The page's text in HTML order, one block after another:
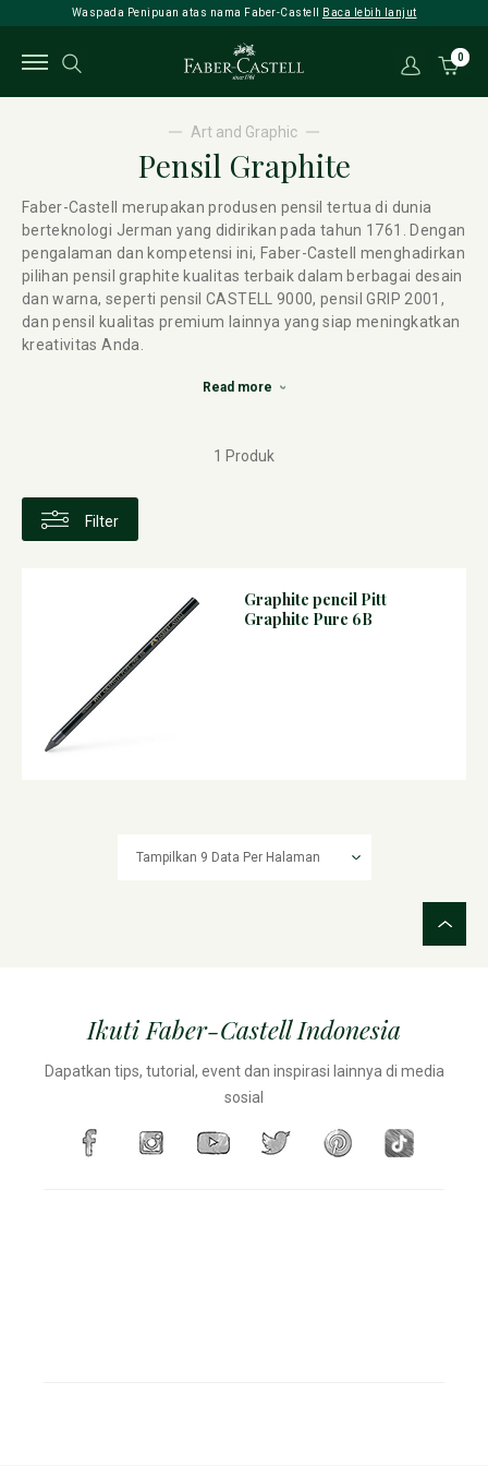
Waspada Penipuan atas nama Faber-Castell Baca lebih lanjut
0
Art and Graphic
Pensil Graphite
Faber-Castell merupakan produsen pensil tertua di dunia
berteknologi Jerman yang didirikan pada tahun 1761. Dengan
pengalaman dan kompetensi ini, Faber-Castell menghadirkan
pilihan pensil graphite kualitas terbaik dalam berbagai desain
dan warna, seperti pensil CASTELL 9000, pensil GRIP 2001,
dan pensil kualitas premium lainnya yang siap meningkatkan
kreativitas Anda.
Read more
Filter
1 Produk
Graphite pencil Pitt
Graphite Pure 6B
Ikuti Faber-Castell Indonesia
Dapatkan tips, tutorial, event dan inspirasi lainnya di media
sosial